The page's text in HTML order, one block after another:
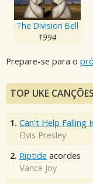
The Division Bell
1994
Prepare-se para o
TOP UKE
1. Can't Help Falling
Elvis Presley
2. Riptide acordes
Vance Joy